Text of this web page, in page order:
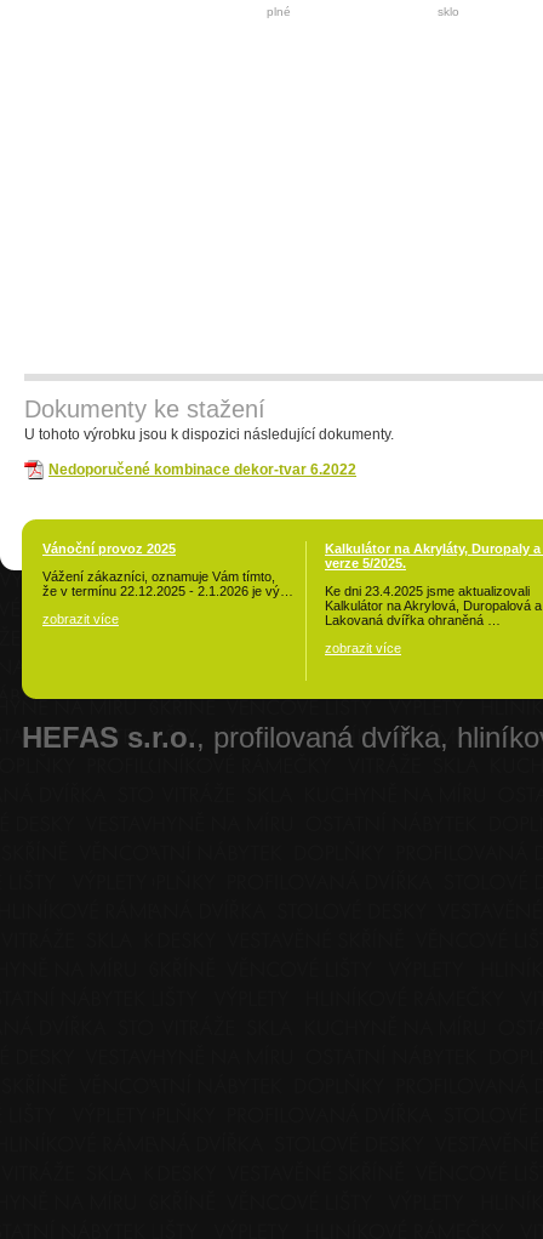
plné sklo
Dokumenty ke stažení
U tohoto výrobku jsou k dispozici následující dokumenty.
Nedoporučené kombinace dekor-tvar 6.2022
Vánoční provoz 2025
Vážení zákazníci, oznamuje Vám tímto,
že v termínu 22.12.2025 - 2.1.2026 je vý…
zobrazit více
Kalkulátor na Akryláty, Duropaly a
verze 5/2025.
Ke dni 23.4.2025 jsme aktualizovali
Kalkulátor na Akrylová, Duropalová a
Lakovaná dvířka ohraněná …
zobrazit více
HEFAS s.r.o., profilovaná dvířka,